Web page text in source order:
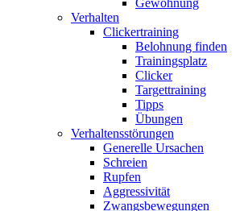
Gewöhnung
Verhalten
Clickertraining
Belohnung finden
Trainingsplatz
Clicker
Targettraining
Tipps
Übungen
Verhaltensstörungen
Generelle Ursachen
Schreien
Rupfen
Aggressivität
Zwangsbewegungen